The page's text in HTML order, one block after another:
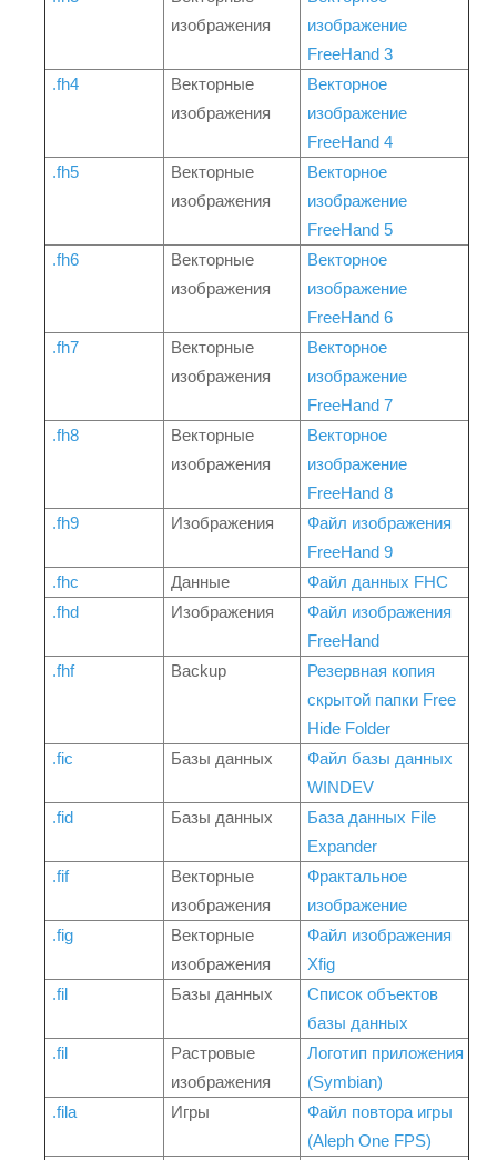
изображения
изображение
FreeHand 3
.fh4
Векторные
изображения
Векторное
изображение
FreeHand 4
.fh5
Векторные
изображения
Векторное
изображение
FreeHand 5
.fh6
Векторные
изображения
Векторное
изображение
FreeHand 6
.fh7
Векторные
изображения
Векторное
изображение
FreeHand 7
.fh8
Векторные
изображения
Векторное
изображение
FreeHand 8
.fh9
Изображения
Файл изображения
FreeHand 9
.fhc
Данные
Файл данных FHC
.fhd
Изображения
Файл изображения
FreeHand
.fhf
Backup
Резервная копия
скрытой папки Free
Hide Folder
.fic
Базы данных
Файл базы данных
WINDEV
.fid
Базы данных
База данных File
Expander
.fif
Векторные
изображения
Фрактальное
изображение
.fig
Векторные
изображения
Файл изображения
Xfig
.fil
Базы данных
Список объектов
базы данных
.fil
Растровые
изображения
Логотип приложения
(Symbian)
.fila
Игры
Файл повтора игры
(Aleph One FPS)